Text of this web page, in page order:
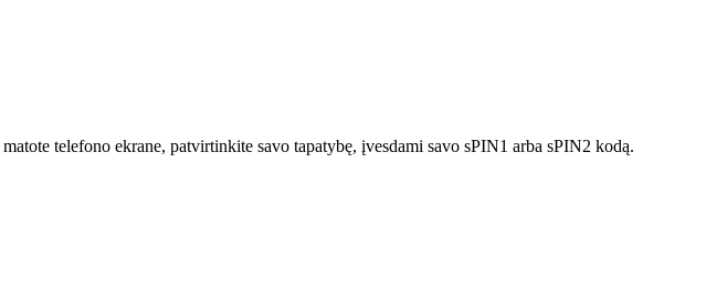
telefono ekrane, patvirtinkite savo tapatybę, įvesdami savo sPIN1 arba sPIN2 kodą.